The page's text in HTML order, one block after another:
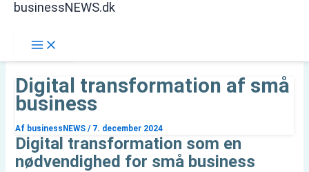
businessNEWS.dk
Digital transformation af små
business
Af businessNEWS / 7. december 2024
Digital transformation som en
nødvendighed for små business